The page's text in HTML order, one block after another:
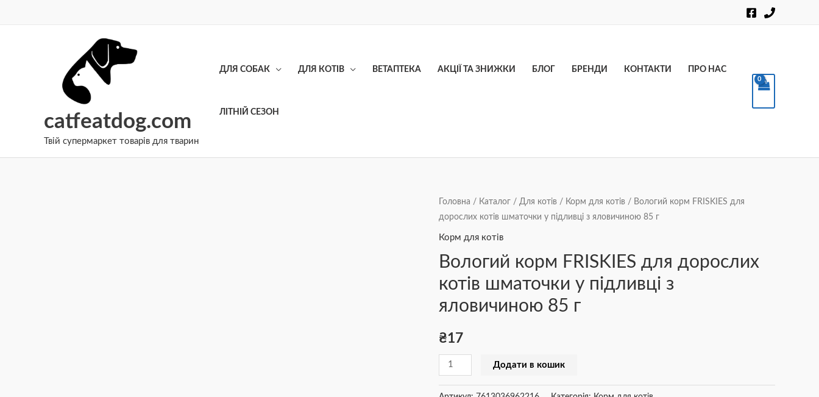
catfeatdog.com
Твій супермаркет товарів для тварин
ДЛЯ СОБАК ДЛЯ КОТІВ ВЕТАПТЕКА АКЦІЇ ТА ЗНИЖКИ БЛОГ БРЕНДИ КОНТАКТИ ПРО НАС
ЛІТНІЙ СЕЗОН
Головна / Каталог / Для котів / Корм для котів / Вологий корм FRISKIES для
дорослих котів шматочки у підливці з яловичиною 85 г
Корм для котів
Вологий корм FRISKIES для дорослих
котів шматочки у підливці з
яловичиною 85 г
₴17
Вологий
корм
FRISKIES
дорослих
котів
шматочки
підливці
яловичиною
85
Додати в кошик